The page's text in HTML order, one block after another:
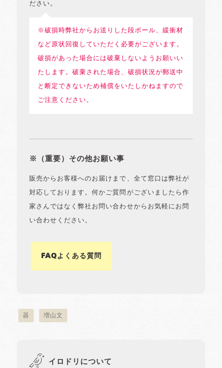
ださい。
※破損時弊社からお送りした段ボール、緩衝材
など原状回復していただく必要がございます。
破損があった場合には破棄しないようお願いい
たします。破棄された場合、破損状況が郵送中
と断定できないため補償をいたしかねますので
ご注意ください。
※（重要）その他お願い事
販売からお客様へのお届けまで、全て窓口は弊社が
対応しております。何かご質問がございましたら作
家さんではなく弊社お問い合わせからお気軽にお問
い合わせください。
FAQよくある質問
器 増山文
イロドリについて